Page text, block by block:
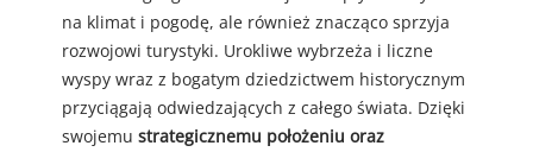
na klimat i pogodę, ale również znacząco sprzyja
rozwojowi turystyki. Urokliwe wybrzeża i liczne
wyspy wraz z bogatym dziedzictwem historycznym
przyciągają odwiedzających z całego świata. Dzięki
swojemu strategicznemu położeniu oraz